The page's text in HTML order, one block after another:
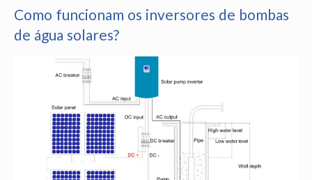
Como funcionam os inversores de bombas
de água solares?